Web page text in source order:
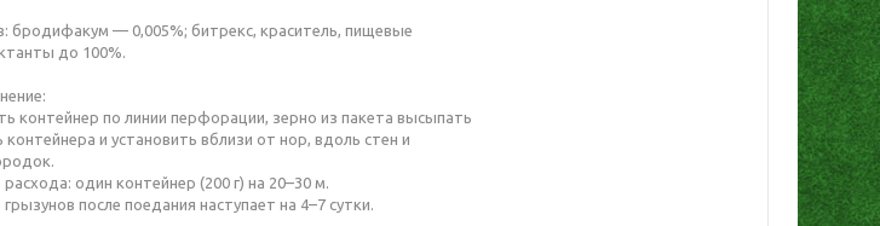
бродифакум — 0,005%; битрекс, краситель, пищевые
до 100%.
контейнер по линии перфорации, зерно из пакета высыпать
контейнера и установить вблизи от нор, вдоль стен и
один контейнер (200 г) на 20–30 м.
грызунов после поедания наступает на 4–7 сутки.